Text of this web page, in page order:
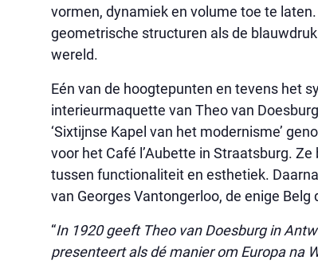
vormen, dynamiek en volume toe te
geometrische structuren als de
wereld.
Eén van de hoogtepunten en tevens het
interieurmaquette van Theo van
‘Sixtijnse Kapel van het modernisme’
voor het Café l’Aubette in Straatsburg.
tussen functionaliteit en esthetiek.
van Georges Vantongerloo, de enige
“In 1920 geeft Theo van Doesburg in
presenteert als dé manier om Europa na